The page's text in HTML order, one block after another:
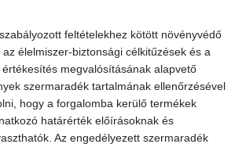
feltételekhez kötött növényvédő
élelmiszer-biztonsági célkitűzések és a
megvalósításának alapvető
szermaradék tartalmának ellenőrzésével
hogy a forgalomba kerülő termékek
határérték előírásoknak és
Az engedélyezett szermaradék